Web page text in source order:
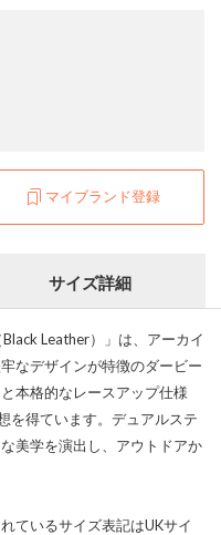
マイブランド登録
サイズ詳細
Leather）」は、アーカイ
なデザインが特徴のダービー
本格的なレースアップ仕様
を得ています。デュアルステ
美学を演出し、アウトドアか
ているサイズ表記はUKサイ